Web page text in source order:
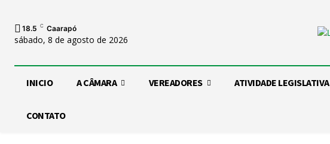
18.5 C Caarapó
sábado, 8 de agosto de 2026
INICIO A CÂMARA VEREADORES ATIVIDADE LEGISLATIVA
CONTATO